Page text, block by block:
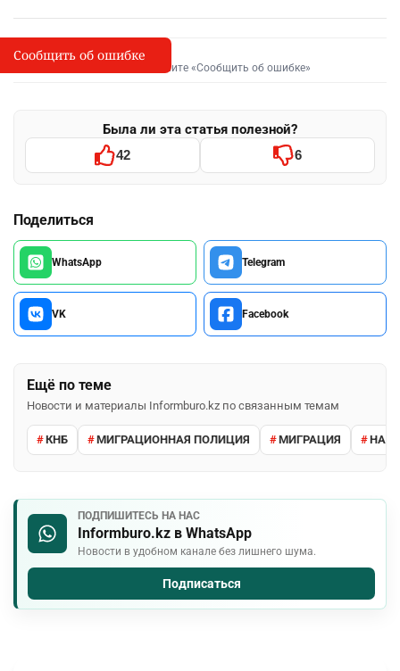
I
Сообщить об опечатке
Выделите фрагмент и нажмите «Сообщить об ошибке»
Была ли эта статья полезной?
42 6
Поделиться
WhatsApp Telegram
VK Facebook
Ещё по теме
Новости и материалы Informburo.kz по связанным темам
КНБ МИГРАЦИОННАЯ ПОЛИЦИЯ МИГРАЦИЯ
ПОДПИШИТЕСЬ НА НАС
Informburo.kz в WhatsApp
Новости в удобном канале без лишнего шума.
Подписаться
Сообщить об ошибке